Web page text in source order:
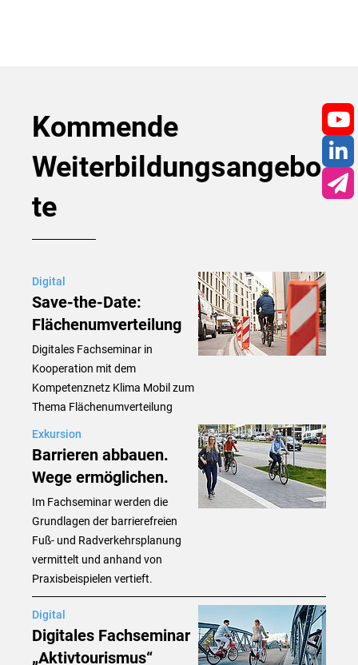
Kommende
Weiterbildungsangebo
te
Digital
Save-the-Date:
Flächenumverteilung
Digitales Fachseminar in
Kooperation mit dem
Kompetenznetz Klima Mobil zum
Thema Flächenumverteilung
Exkursion
Barrieren abbauen.
Wege ermöglichen.
Im Fachseminar werden die
Grundlagen der barrierefreien
Fuß- und Radverkehrsplanung
vermittelt und anhand von
Praxisbeispielen vertieft.
Digital
Digitales Fachseminar
„Aktivtourismus“